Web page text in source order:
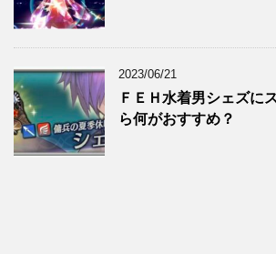
2023/06/21
ＦＥＨ水着男シェズに
ら何がおすすめ？